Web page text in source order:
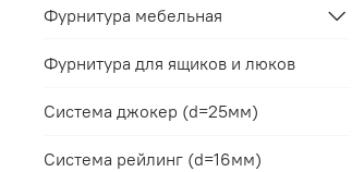
Фурнитура мебельная
Фурнитура для ящиков и люков
Система джокер (d=25мм)
Система рейлинг (d=16мм)